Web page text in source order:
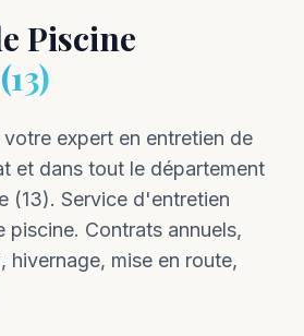
Piscine
13)
expert en entretien de
et dans tout le département
(13). Service d'entretien
Contrats annuels,
hivernage, mise en route,